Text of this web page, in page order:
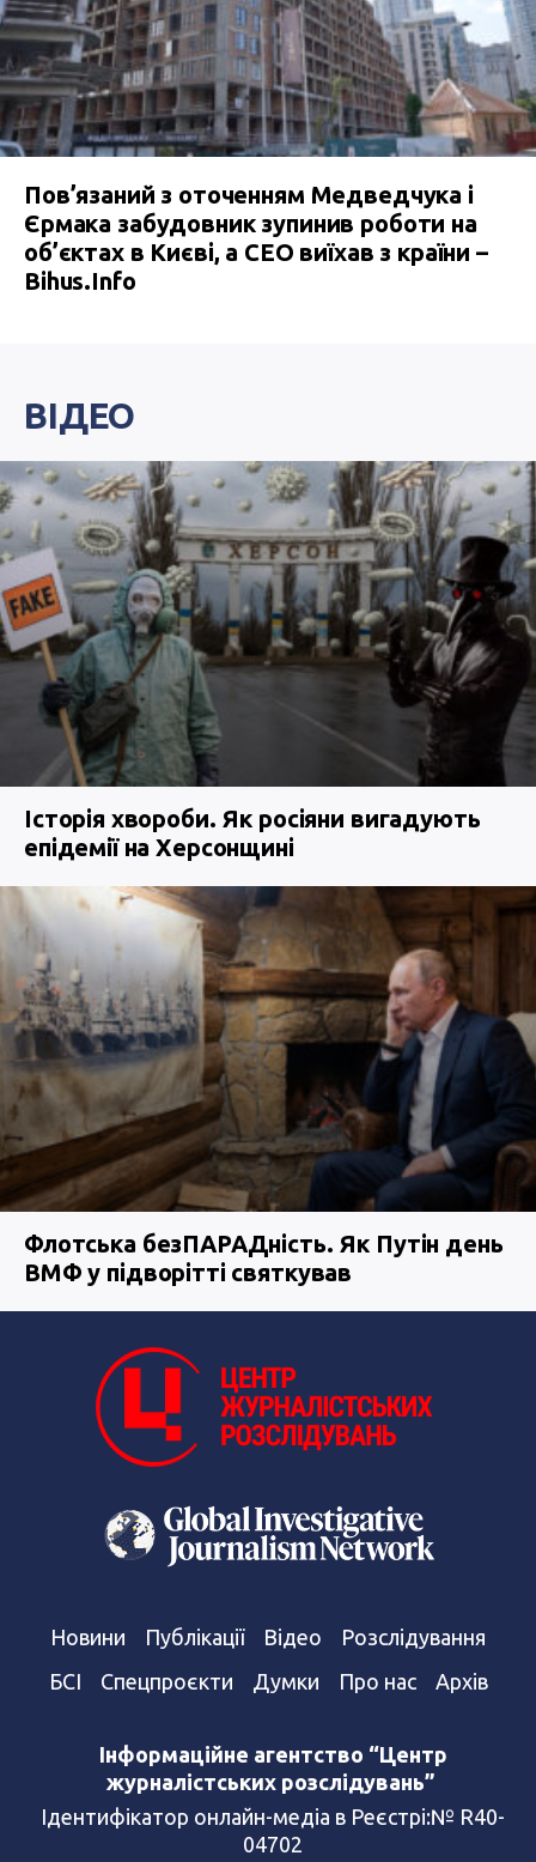
Пов’язаний з оточенням Медведчука і
Єрмака забудовник зупинив роботи на
об’єктах в Києві, а СЕО виїхав з країни –
Bihus.Info
ВІДЕО
Історія хвороби. Як росіяни вигадують
епідемії на Херсонщині
Флотська безПАРАДність. Як Путін день
ВМФ у підворітті святкував
Новини Публікації Відео
Розслідування
БСІ
Спецпроєкти Думки Про нас Архів
Інформаційне агентство “Центр
журналістських розслідувань”
Ідентифікатор онлайн-медіа в Реєстрі:№ R40-
04702